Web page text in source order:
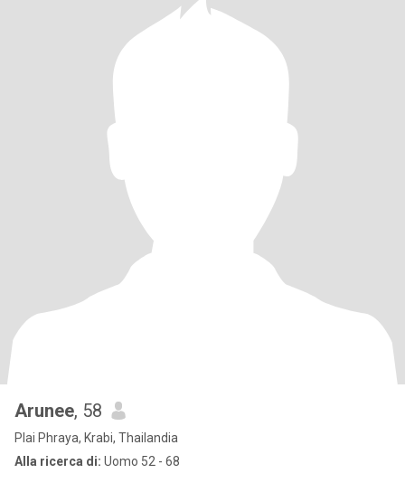
Arunee, 58
Plai Phraya, Krabi, Thailandia
Alla ricerca di: Uomo 52 - 68